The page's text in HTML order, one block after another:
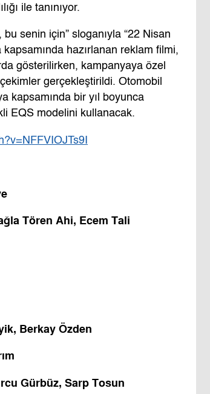
ile tanınıyor.
bu senin için” sloganıyla “22 Nisan
hazırlanan reklam filmi,
gösterilirken, kampanyaya özel
gerçekleştirildi. Otomobil
kapsamında bir yıl boyunca
EQS modelini kullanacak.
Tören Ahi, Ecem Tali
Berkay Özden
Gürbüz, Sarp Tosun